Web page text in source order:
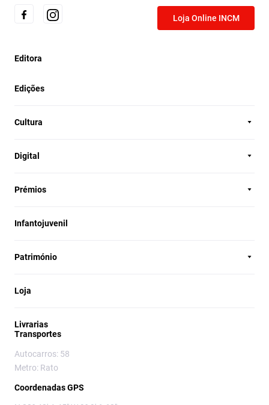
Loja Online INCM
Editora
Edições
Cultura
Digital
Prémios
Infantojuvenil
Património
Loja
Livrarias
Transportes
Autocarros: 58
Metro: Rato
Coordenadas GPS